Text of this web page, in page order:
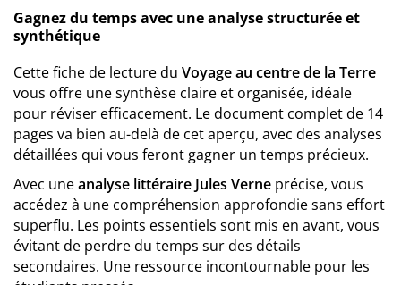
Gagnez du temps avec une analyse structurée et
synthétique
Cette fiche de lecture du Voyage au centre de la Terre
vous offre une synthèse claire et organisée, idéale
pour réviser efficacement. Le document complet de 14
pages va bien au-delà de cet aperçu, avec des analyses
détaillées qui vous feront gagner un temps précieux.
Avec uneanalyse littéraire Jules Verne précise, vous
accédez à une compréhension approfondie sans effort
superflu. Les points essentiels sont mis en avant, vous
évitant de perdre du temps sur des détails
secondaires. Une ressource incontournable pour les